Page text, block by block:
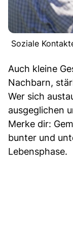
Soziale
Auch kleine
Nachbarn,
Wer sich
ausgeglichen
Merke dir:
bunter und
Lebensphase.